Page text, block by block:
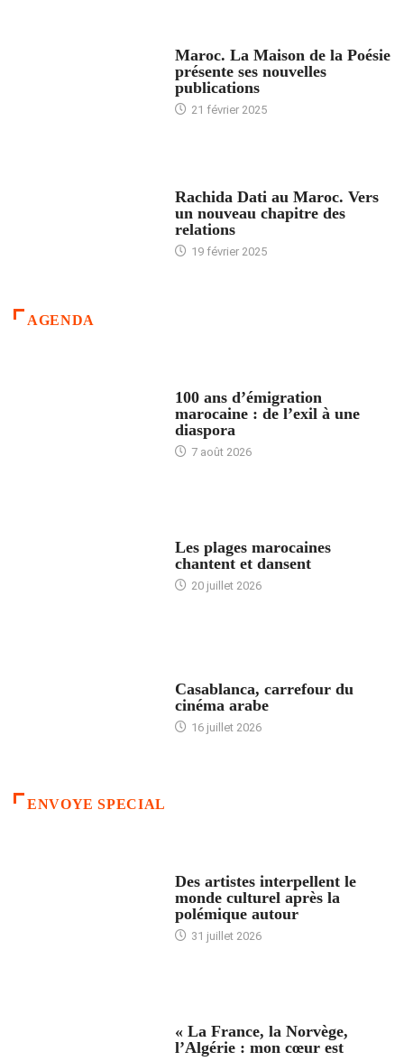
Maroc. La Maison de la Poésie
présente ses nouvelles
publications
21 février 2025
Rachida Dati au Maroc. Vers
un nouveau chapitre des
relations
19 février 2025
AGENDA
100 ans d’émigration
marocaine : de l’exil à une
diaspora
7 août 2026
Les plages marocaines
chantent et dansent
20 juillet 2026
Casablanca, carrefour du
cinéma arabe
16 juillet 2026
ENVOYE SPECIAL
Des artistes interpellent le
monde culturel après la
polémique autour
31 juillet 2026
« La France, la Norvège,
l’Algérie : mon cœur est